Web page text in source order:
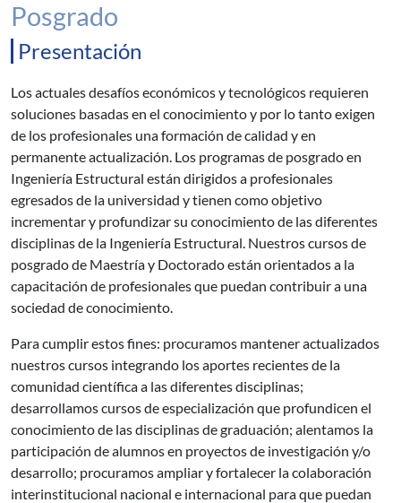
Posgrado
Presentación
Los actuales desafíos económicos y tecnológicos requieren
soluciones basadas en el conocimiento y por lo tanto exigen
de los profesionales una formación de calidad y en
permanente actualización. Los programas de posgrado en
Ingeniería Estructural están dirigidos a profesionales
egresados de la universidad y tienen como objetivo
incrementar y profundizar su conocimiento de las diferentes
disciplinas de la Ingeniería Estructural. Nuestros cursos de
posgrado de Maestría y Doctorado están orientados a la
capacitación de profesionales que puedan contribuir a una
sociedad de conocimiento.
Para cumplir estos fines: procuramos mantener actualizados
nuestros cursos integrando los aportes recientes de la
comunidad científica a las diferentes disciplinas;
desarrollamos cursos de especialización que profundicen el
conocimiento de las disciplinas de graduación; alentamos la
participación de alumnos en proyectos de investigación y/o
desarrollo; procuramos ampliar y fortalecer la colaboración
interinstitucional nacional e internacional para que puedan